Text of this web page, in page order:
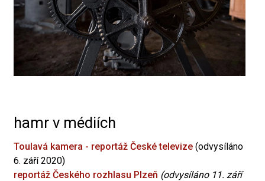
hamr v médiích
Toulavá kamera - reportáž České televize (odvysíláno
6. září 2020)
reportáž Českého rozhlasu Plzeň (odvysíláno 11. září